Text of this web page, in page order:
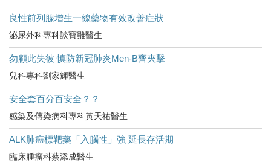
良性前列腺增生一線藥物有效改善症狀
泌尿外科專科談寶雛醫生
勿顧此失彼 慎防新冠肺炎Men-B齊夾擊
兒科專科劉家輝醫生
安全套百分百安全？？
感染及傳染病科專科黃天祐醫生
ALK肺癌標靶藥「入腦性」強 延長存活期
臨床腫瘤科蔡添成醫生